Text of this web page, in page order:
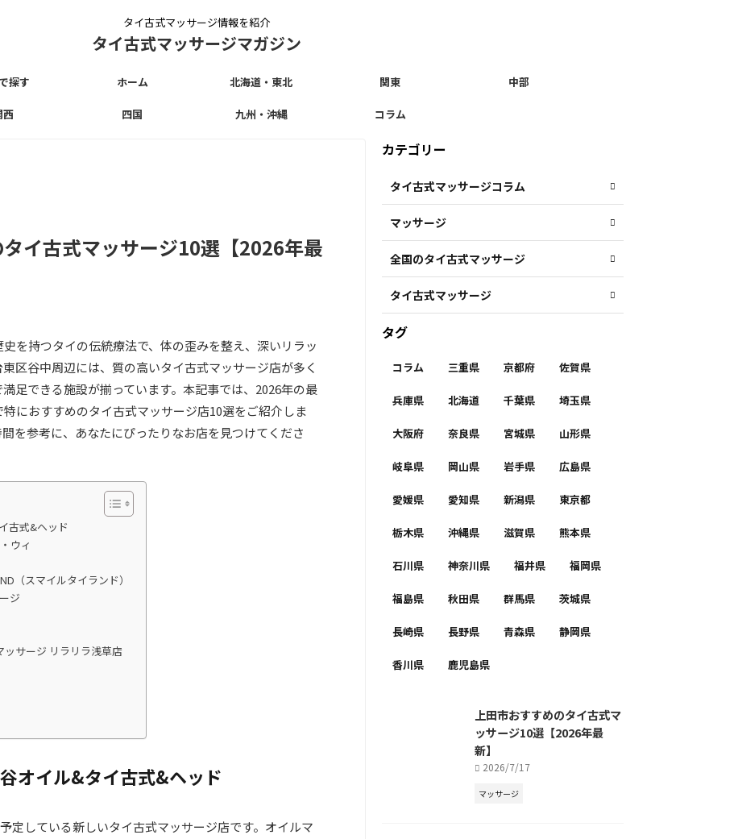
タイ古式マッサージ情報を紹介
タイ古式マッサージマガジン
探す ホーム 北海道・東北 関東 中部
西 四国 九州・沖縄 コラム
イ古式マッサージ10選【2026年最
を持つタイの伝統療法で、体の歪みを整え、深いリラッ
区谷中周辺には、質の高いタイ古式マッサージ店が多く
足できる施設が揃っています。本記事では、2026年の最
におすすめのタイ古式マッサージ店10選をご紹介しま
を参考に、あなたにぴったりなお店を見つけてくださ
古式&ヘッド
ウィ
（スマイルタイランド）
ジ
ッサージ リラリラ浅草店
オイル&タイ古式&ヘッド
定している新しいタイ古式マッサージ店です。オイルマ
カテゴリー
タイ古式マッサージコラム
マッサージ
全国のタイ古式マッサージ
タイ古式マッサージ
タグ
コラム 三重県 京都府 佐賀県
兵庫県 北海道 千葉県 埼玉県
大阪府 奈良県 宮城県 山形県
岐阜県 岡山県 岩手県 広島県
愛媛県 愛知県 新潟県 東京都
栃木県 沖縄県 滋賀県 熊本県
石川県 神奈川県 福井県 福岡県
福島県 秋田県 群馬県 茨城県
長崎県 長野県 青森県 静岡県
香川県 鹿児島県
上田市おすすめのタイ古式マ
ッサージ10選【2026年最
新】
2026/7/17
マッサージ